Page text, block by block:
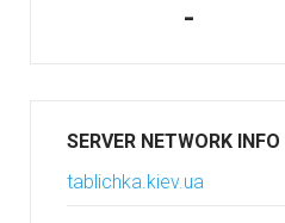
-
SERVER NETWORK INFO
tablichka.kiev.ua